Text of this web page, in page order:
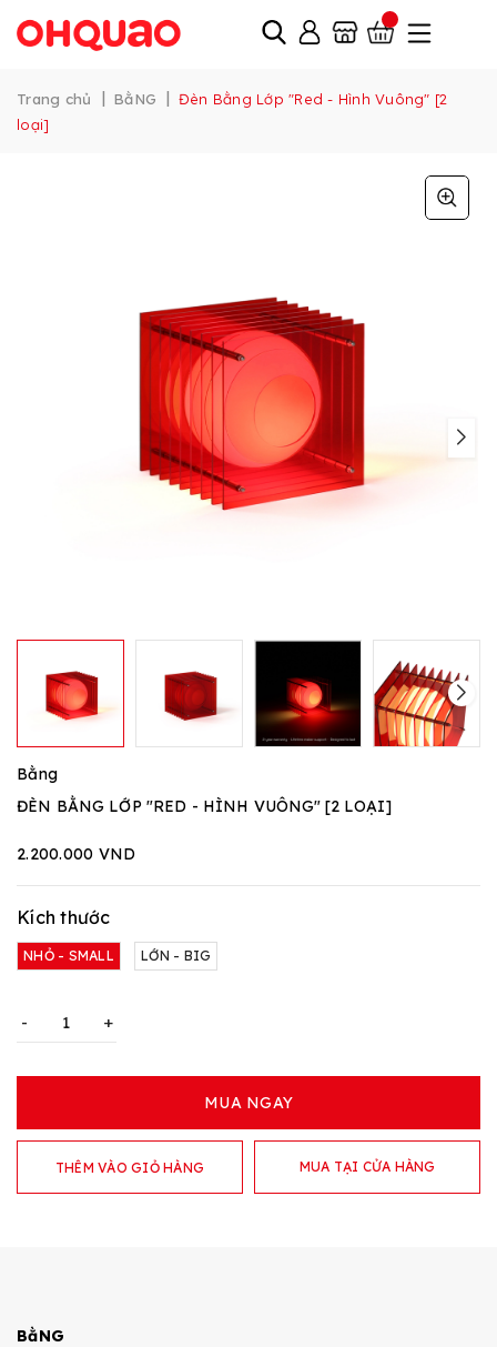
Trang chủ | BằNG | Đèn Bằng Lớp "Red - Hình Vuông" [2
loại]
Bằng
ĐÈN BẰNG LỚP "RED - HÌNH VUÔNG" [2 LOẠI]
2.200.000 VND
Kích thước
NHỎ - SMALL LỚN - BIG
- +
MUA NGAY
THÊM VÀO GIỎ HÀNG MUA TẠI CỬA HÀNG
BằNG